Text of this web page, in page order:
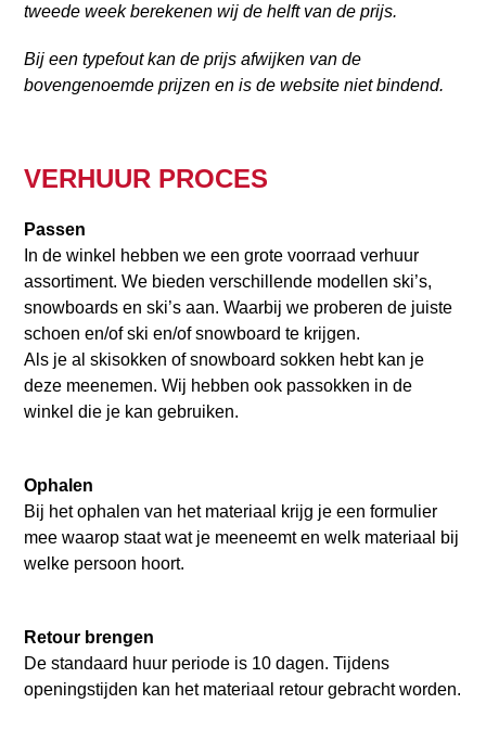
tweede week berekenen wij de helft van de prijs.
Bij een typefout kan de prijs afwijken van de
bovengenoemde prijzen en is de website niet bindend.
VERHUUR PROCES
Passen
In de winkel hebben we een grote voorraad verhuur
assortiment. We bieden verschillende modellen ski’s,
snowboards en ski’s aan. Waarbij we proberen de juiste
schoen en/of ski en/of snowboard te krijgen.
Als je al skisokken of snowboard sokken hebt kan je
deze meenemen. Wij hebben ook passokken in de
winkel die je kan gebruiken.
Ophalen
Bij het ophalen van het materiaal krijg je een formulier
mee waarop staat wat je meeneemt en welk materiaal bij
welke persoon hoort.
Retour brengen
De standaard huur periode is 10 dagen. Tijdens
openingstijden kan het materiaal retour gebracht worden.